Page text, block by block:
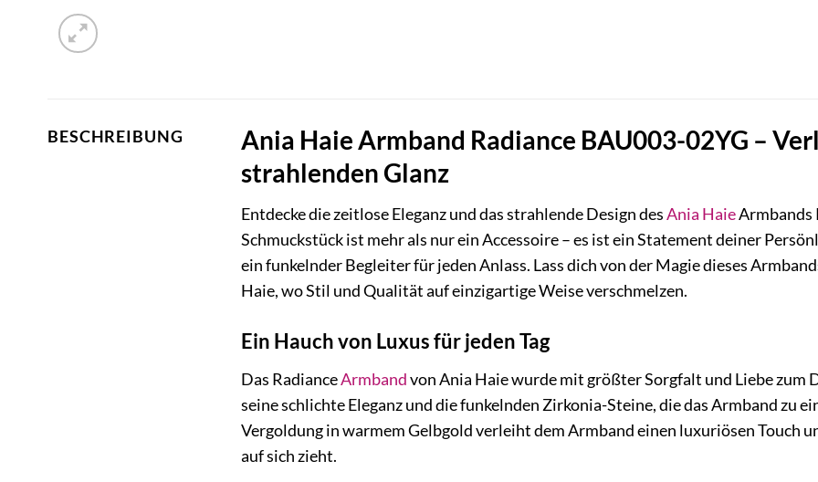
BESCHREIBUNG
Ania Haie Armband Radiance BAU003-02YG –
strahlenden Glanz
Entdecke die zeitlose Eleganz und das strahlende Design desAnia HaieArmbands
Schmuckstück ist mehr als nur ein Accessoire – es ist ein Statement deiner
ein funkelnder Begleiter für jeden Anlass. Lass dich von der Magie dieses
Haie, wo Stil und Qualität auf einzigartige Weise verschmelzen.
Ein Hauch von Luxus für jeden Tag
Das RadianceArmbandvon Ania Haie wurde mit größter Sorgfalt und Liebe
seine schlichte Eleganz und die funkelnden Zirkonia-Steine, die das Armband zu
Vergoldung in warmem Gelbgold verleiht dem Armband einen luxuriösen Touch
auf sich zieht.